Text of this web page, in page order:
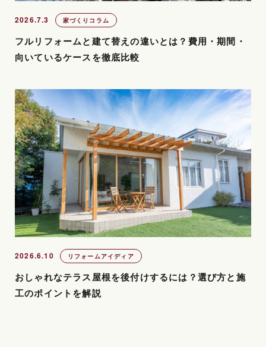
2026.7.3 家づくりコラム
フルリフォームと建て替えの違いとは？費用・期間・
向いているケースを徹底比較
2026.6.10 リフォームアイディア
おしゃれなテラス屋根を後付けするには？選び方と施
工のポイントを解説